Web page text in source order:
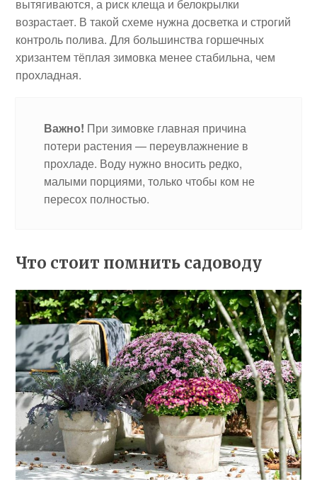
вытягиваются, а риск клеща и белокрылки
возрастает. В такой схеме нужна досветка и строгий
контроль полива. Для большинства горшечных
хризантем тёплая зимовка менее стабильна, чем
прохладная.
Важно! При зимовке главная причина
потери растения — переувлажнение в
прохладе. Воду нужно вносить редко,
малыми порциями, только чтобы ком не
пересох полностью.
Что стоит помнить садоводу